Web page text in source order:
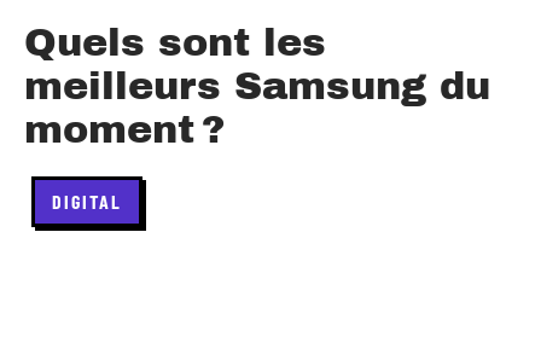
Quels sont les
meilleurs Samsung du
moment ?
DIGITAL